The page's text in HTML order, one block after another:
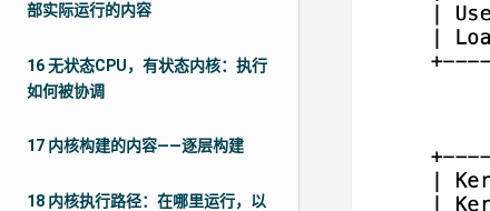
部实际运行的内容
16 无状态CPU，有状态内核：执行
如何被协调
17 内核构建的内容——逐层构建
18 内核执行路径：在哪里运行，以